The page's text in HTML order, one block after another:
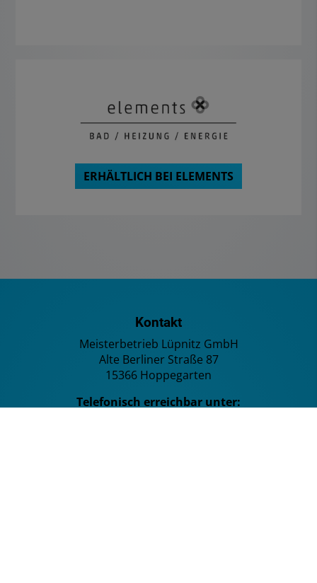
ERHÄLTLICH BEI ELEMENTS
Kontakt
Meisterbetrieb Lüpnitz GmbH
Alte Berliner Straße 87
15366 Hoppegarten
Telefonisch erreichbar unter: